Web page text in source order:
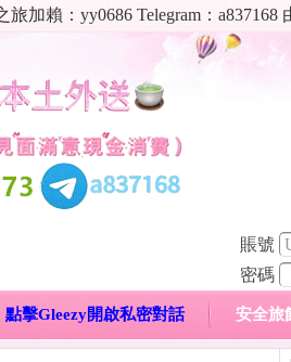
加賴：yy0686 Telegram：
賬號
密碼
點擊Gleezy開啟私密對話 安全旅